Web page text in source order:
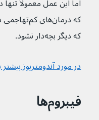
که
که دیگر بچه‌دار نشود.
در مورد آندومتریوز بیشتر
فیبروم‌ها